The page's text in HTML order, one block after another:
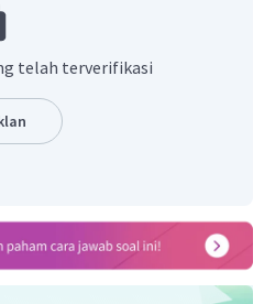
diatas, dapat kita lihat vektor
oleh ruas-ruas garis
p + q .
telah terverifikasi